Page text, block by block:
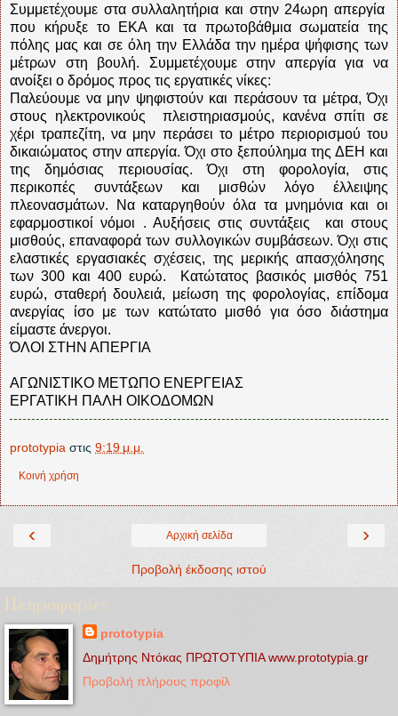
Συμμετέχουμε στα συλλαλητήρια και στην 24ωρη απεργία
που κήρυξε το ΕΚΑ και τα πρωτοβάθμια σωματεία της
πόλης μας και σε όλη την Ελλάδα την ημέρα ψήφισης των
μέτρων στη βουλή. Συμμετέχουμε στην απεργία για να
ανοίξει ο δρόμος προς τις εργατικές νίκες:
Παλεύουμε να μην ψηφιστούν και περάσουν τα μέτρα, Όχι
στους ηλεκτρονικούς πλειστηριασμούς, κανένα σπίτι σε
χέρι τραπεζίτη, να μην περάσει το μέτρο περιορισμού του
δικαιώματος στην απεργία. Όχι στο ξεπούλημα της ΔΕΗ και
της δημόσιας περιουσίας. Όχι στη φορολογία, στις
περικοπές συντάξεων και μισθών λόγο έλλειψης
πλεονασμάτων. Να καταργηθούν όλα τα μνημόνια και οι
εφαρμοστικοί νόμοι . Αυξήσεις στις συντάξεις και στους
μισθούς, επαναφορά των συλλογικών συμβάσεων. Όχι στις
ελαστικές εργασιακές σχέσεις, της μερικής απασχόλησης
των 300 και 400 ευρώ. Κατώτατος βασικός μισθός 751
ευρώ, σταθερή δουλειά, μείωση της φορολογίας, επίδομα
ανεργίας ίσο με των κατώτατο μισθό για όσο διάστημα
είμαστε άνεργοι.
ΌΛΟΙ ΣΤΗΝ ΑΠΕΡΓΙΑ
ΑΓΩΝΙΣΤΙΚΟ ΜΕΤΩΠΟ ΕΝΕΡΓΕΙΑΣ
ΕΡΓΑΤΙΚΗ ΠΑΛΗ ΟΙΚΟΔΟΜΩΝ
prototypia στις 9:19 μ.μ.
Κοινή χρήση
‹ ›
Αρχική σελίδα
Προβολή έκδοσης ιστού
Πληροφορίες
prototypia
Δημήτρης Ντόκας ΠΡΩΤΟΤΥΠΙΑ www.prototypia.gr
Προβολή πλήρους προφίλ